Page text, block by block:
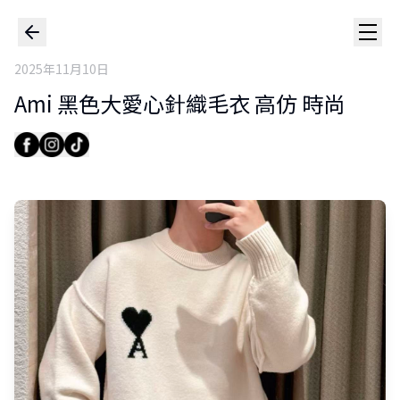
2025年11月10日
Ami 黑色大愛心針織毛衣 高仿 時尚